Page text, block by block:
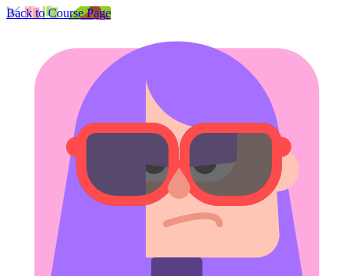
Back to Course Page